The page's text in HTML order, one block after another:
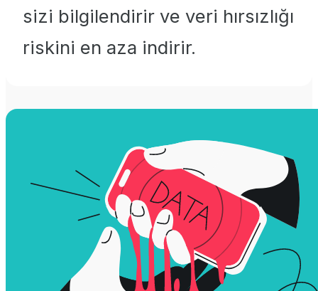
sizi bilgilendirir ve veri hırsızlığı
riskini en aza indirir.